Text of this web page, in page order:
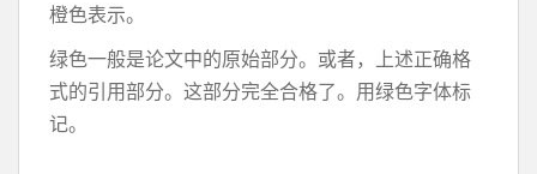
橙色表示。
绿色一般是论文中的原始部分。或者，上述正确格
式的引用部分。这部分完全合格了。用绿色字体标
记。